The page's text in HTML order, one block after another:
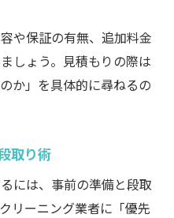
や保証の有無、追加料金
しょう。見積もりの際は
か」を具体的に尋ねるの
取り術
には、事前の準備と段取
リーニング業者に「優先